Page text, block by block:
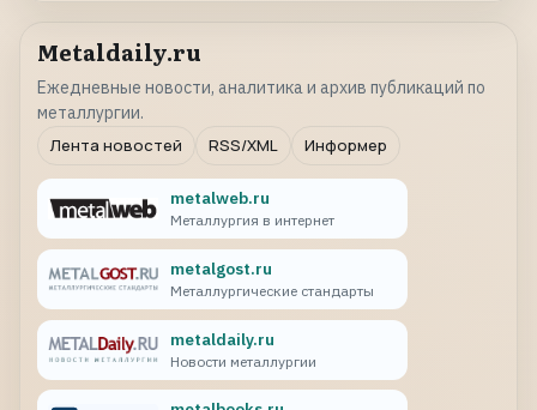
Metaldaily.ru
Ежедневные новости, аналитика и архив публикаций по
металлургии.
Лента новостей
RSS/XML Информер
metalweb.ru
Металлургия в интернет
metalgost.ru
Металлургические стандарты
metaldaily.ru
Новости металлургии